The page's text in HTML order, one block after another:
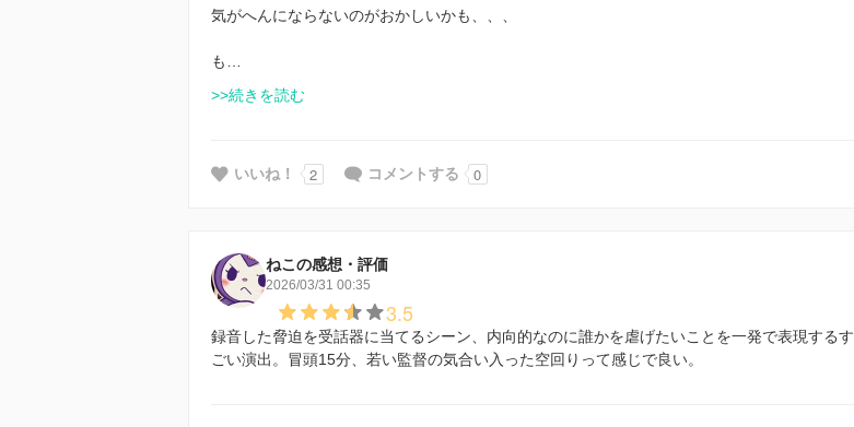
気がへんにならないのがおかしいかも、、、
も…
>>続きを読む
いいね！ 2 コメントする 0
ねこの感想・評価
2026/03/31 00:35
3.5
録音した脅迫を受話器に当てるシーン、内向的なのに誰かを虐げたいことを一発で表現するす
ごい演出。冒頭15分、若い監督の気合い入った空回りって感じで良い。